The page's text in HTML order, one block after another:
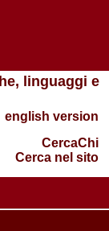
linguaggi e
english version
CercaChi
Cerca nel sito